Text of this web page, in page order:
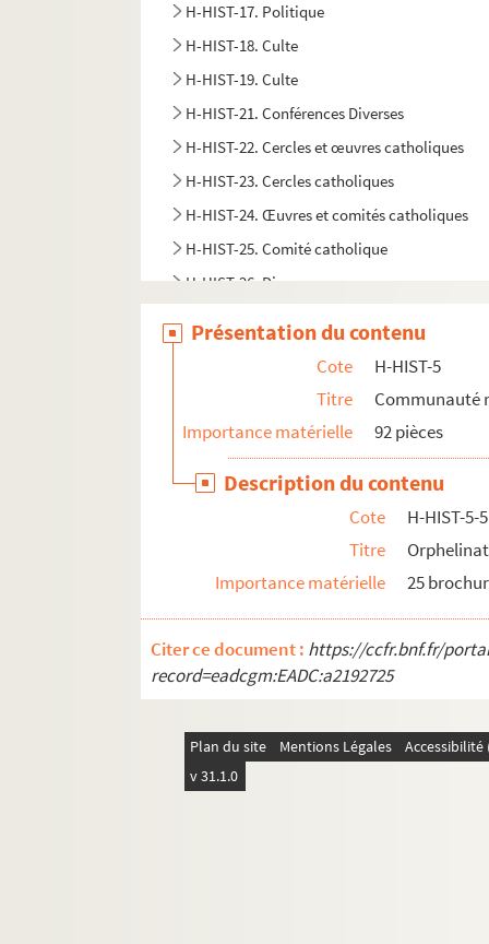
H-HIST-17. Politique
H-HIST-18. Culte
H-HIST-19. Culte
H-HIST-21. Conférences Diverses
H-HIST-22. Cercles et œuvres catholiques
H-HIST-23. Cercles catholiques
H-HIST-24. Œuvres et comités catholiques
H-HIST-25. Comité catholique
H-HIST-26. Divers
H-HIST-32. Chambres syndicales
H-HIST-33. Mouvement socialiste
H-HIST-34. Sociétés Diverses
H-HIST-35. Sociétés Diverses
H-HIST-36. Congrégations et confréries
H-HIST-37. Société d'Enseignement laïque
H-HIST-38. Sans titre
H-HIST-40. Sociétés de musique, de chant,
H-HIST-41. Sociétés Diverses
Présentation du contenu
Cote
H-HIST-5
Titre
Communauté
Importance matérielle
92 pièces
Description du contenu
Cote
H-HIST-5-
Titre
Importance matérielle
25
Citer ce document : https://ccfr.bnf.fr/
record=eadcgm:EADC:a2192725
Plan du site Mentions Légales
v 31.1.0